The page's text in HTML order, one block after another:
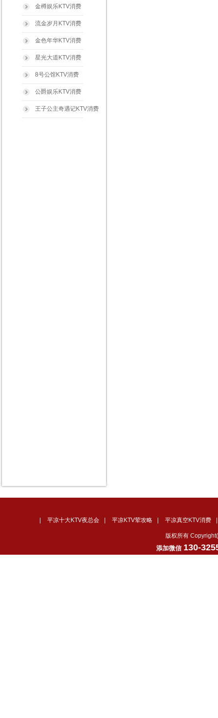
金樽娱乐KTV消费
流金岁月KTV消费
金色年华KTV消费
星光大道KTV消费
8号公馆KTV消费
公爵娱乐KTV消费
王子公主奇遇记KTV消费
平凉十大KTV夜总会 平凉KTV荤攻略 平凉真空KTV消费
版权所有
添加微信 130-